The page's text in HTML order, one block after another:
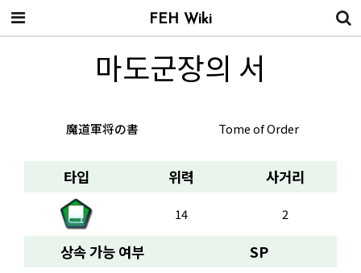
마도군장의 서
魔道軍将の書 Tome of Order
타입 위력 사거리
14 2
상속 가능 여부 SP
FEH Wiki